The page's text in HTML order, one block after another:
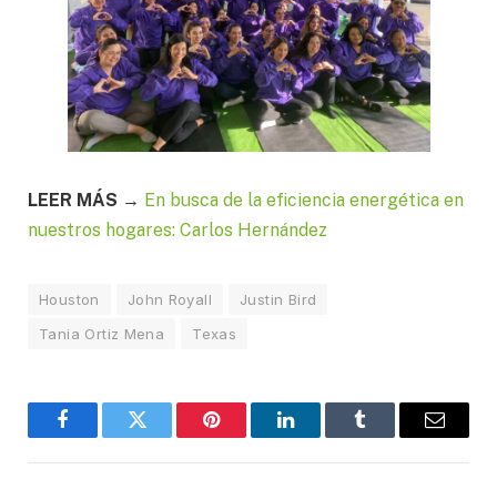
LEER MÁS → En busca de la eficiencia energética en
nuestros hogares: Carlos Hernández
Houston John Royall
Justin Bird
Tania Ortiz Mena
Texas
FacebookTwitter Pinterest LinkedInTumblr Email